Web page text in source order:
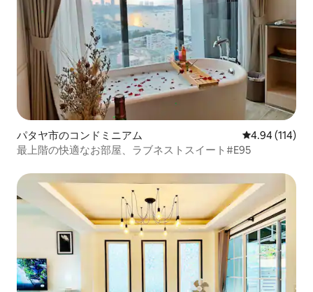
パタヤ市のコンドミニアム レビュー114
4.94 (114)
最上階の快適なお部屋、ラブネストスイート#E95